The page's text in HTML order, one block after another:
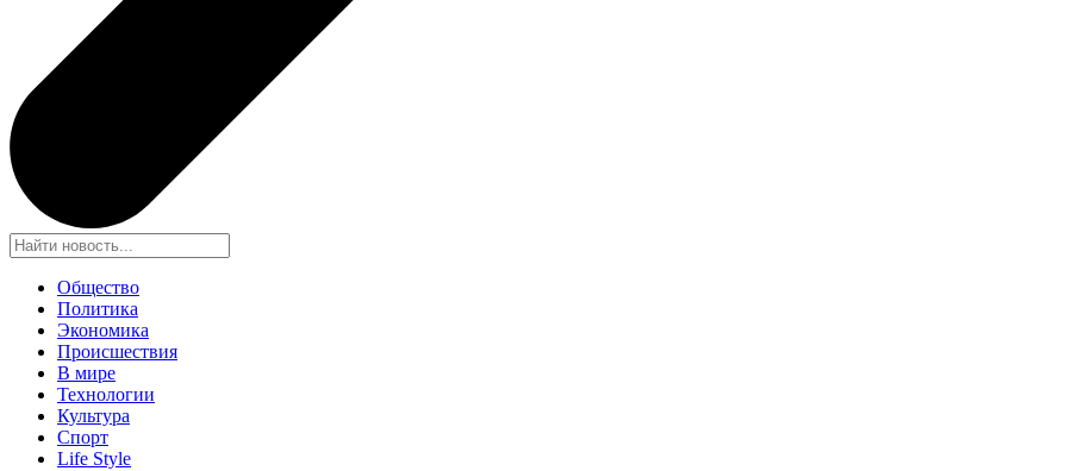
Общество
Политика
Экономика
Происшествия
В мире
Технологии
Культура
Спорт
Life Style